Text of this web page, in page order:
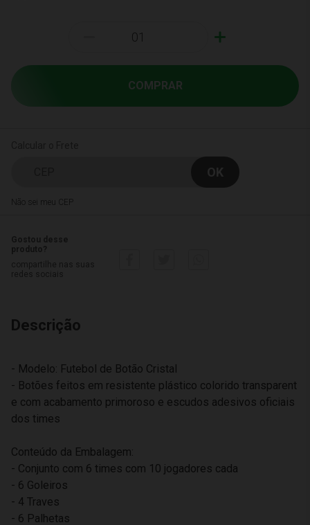
+
COMPRAR
Não sei meu CEP
Descrição
- Modelo: Futebol de Botão Cristal
- Botões feitos em resistente plástico colorido transparent
e com acabamento primoroso e escudos adesivos oficiais
dos times
Conteúdo da Embalagem:
- Conjunto com 6 times com 10 jogadores cada
- 6 Goleiros
- 4 Traves
- 6 Palhetas